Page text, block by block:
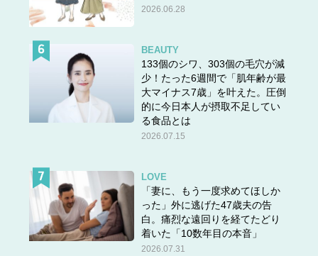
2026.06.28
BEAUTY
133個のシワ、303個の毛穴が減
少！たった6週間で「肌年齢が最
大マイナス7歳」を叶えた。圧倒
的に今日本人が摂取不足してい
る食品とは
2026.07.15
LOVE
「妻に、もう一度求めてほしか
った」外に逃げた47歳夫の告
白。痛烈な遠回りを経てたどり
着いた「10数年目の本音」
2026.07.31